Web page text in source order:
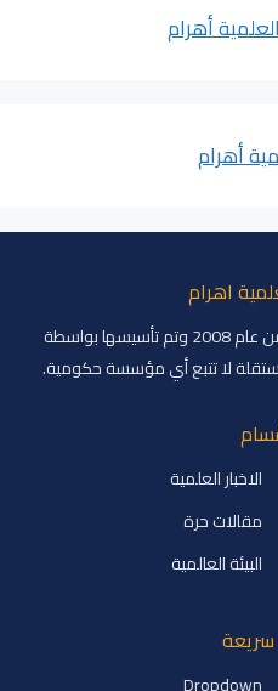
اهرام
تم تأسيس المجلة العلمية أهرام من عام 2008 وتم تأسيسها بواسطة
لا تتبع أي مؤسسة حكومية.
الاخبار العلمية
مقالات حرة
البيئة العالمية
سريعة
Dropdown